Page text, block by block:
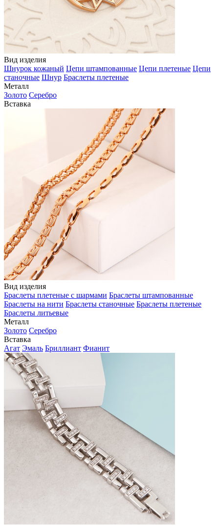
Вид изделия
Шнурок кожаный Цепи штампованные Цепи плетеные Цепи
станочные Шнур Браслеты плетеные
Металл
Золото Серебро
Вставка
Вид изделия
Браслеты плетеные с шармами Браслеты штампованные
Браслеты на нити Браслеты станочные Браслеты плетеные
Браслеты литьевые
Металл
Золото Серебро
Вставка
Агат Эмаль Бриллиант Фианит